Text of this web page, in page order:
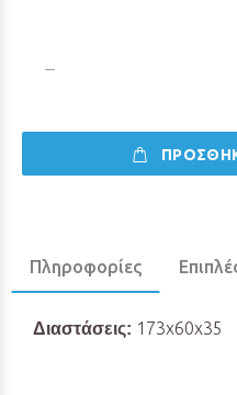
Πληροφορίες
Διαστάσεις: 173x60x35